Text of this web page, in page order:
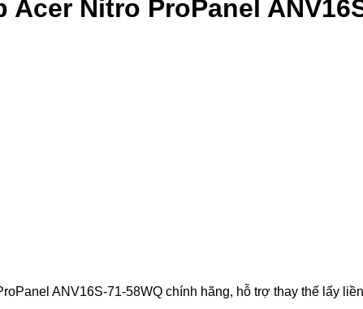
Nitro ProPanel
ANV16S-71-58WQ chính hãng, hỗ trợ thay thế lấy